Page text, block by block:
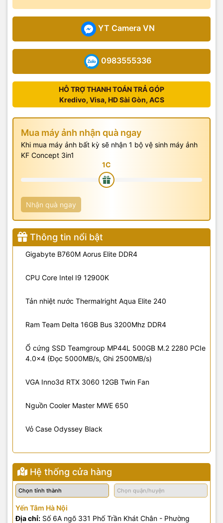
YT Camera VN
0983555336
HỖ TRỢ THANH TOÁN TRẢ GÓP
Kredivo, Visa, HD Sài Gòn, ACS
Mua máy ảnh nhận quà ngay
Khi mua máy ảnh bất kỳ sẽ nhận 1 bộ vệ sinh máy ảnh
KF Concept 3in1
Nhận quà ngay
Thông tin nổi bật
Gigabyte B760M Aorus Elite DDR4
CPU Core Intel I9 12900K
Tản nhiệt nước Thermalright Aqua Elite 240
Ram Team Delta 16GB Bus 3200Mhz DDR4
Ổ cứng SSD Teamgroup MP44L 500GB M.2 2280 PCIe
4.0x4 (Đọc 5000MB/s, Ghi 2500MB/s)
VGA Inno3d RTX 3060 12GB Twin Fan
Nguồn Cooler Master MWE 650
Vỏ Case Odyssey Black
Hệ thống cửa hàng
Yến Tâm Hà Nội
Địa chỉ: Số 6A ngõ 331 Phố Trần Khát Chân - Phường